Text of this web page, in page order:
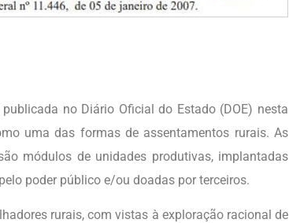
no Diário Oficial do Estado (DOE) nesta
uma das formas de assentamentos rurais. As
módulos de unidades produtivas, implantadas
poder público e/ou doadas por terceiros.
rurais, com vistas à exploração racional de